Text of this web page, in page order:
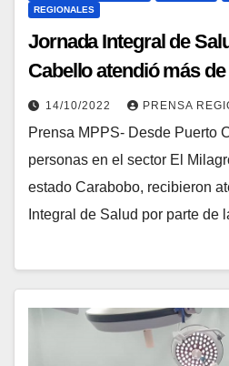
REGIONALES
Jornada Integral de
Cabello atendió más
14/10/2022 PRENSA
Prensa MPPS- Desde Puerto
personas en el sector El
estado Carabobo, recibieron
Integral de Salud por parte de